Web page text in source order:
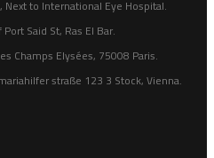
Next to International Eye Hospital.
Said St, Ras El Bar.
Champs Elysées, 75008 Paris.
straße 123 3 Stock, Vienna.